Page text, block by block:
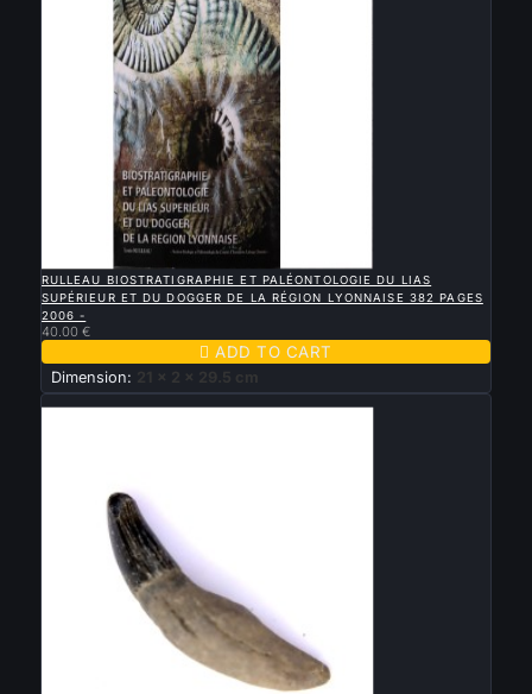
RULLEAU BIOSTRATIGRAPHIE ET PALÉONTOLOGIE DU LIAS
SUPÉRIEUR ET DU DOGGER DE LA RÉGION LYONNAISE 382 PAGES
2006 -
40.00 €
 ADD TO CART
Dimension: 21 x 2 x 29.5 cm
New